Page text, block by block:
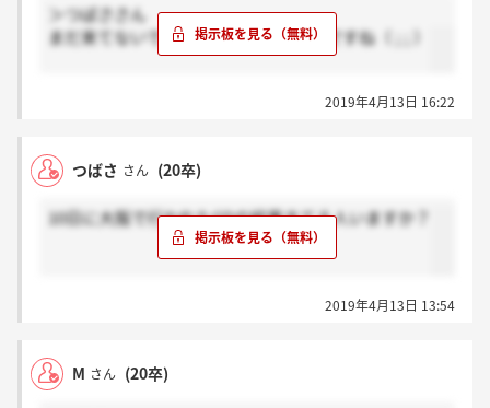
＞つばささん
まだ来てないです！受かってたらいいですね（ ; ; ）
2019年4月13日 16:22
つばさ さん (20卒)
10日に大阪で行われたGDの結果きてる人いますか？
2019年4月13日 13:54
M さん (20卒)